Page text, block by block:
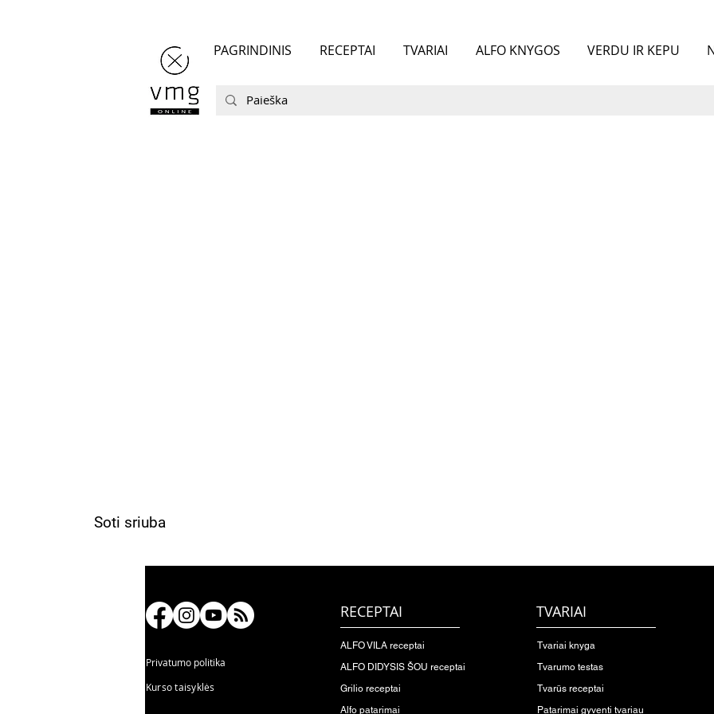
PAGRINDINIS RECEPTAI TVARIAI ALFO KNYGOS VERDU IR KEPU
Soti sriuba
Privatumo politika
Kurso taisyklės
RECEPTAI
ALFO VILA receptai
ALFO DIDYSIS ŠOU receptai
Grilio receptai
Alfo patarimai
TVARIAI
Tvariai knyga
Tvarumo testas
Tvarūs receptai
Patarimai gyventi tvariau